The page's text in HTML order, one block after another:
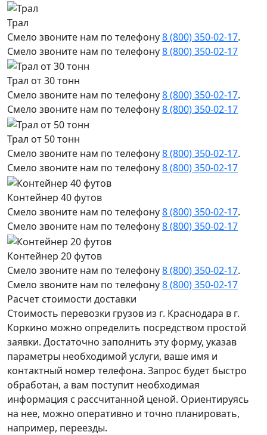
Трал
Смело звоните нам по телефону8 (800) 350-02-17.
Смело звоните нам по телефону8 (800) 350-02-17
Трал от 30 тонн
Смело звоните нам по телефону8 (800) 350-02-17.
Смело звоните нам по телефону8 (800) 350-02-17
Трал от 50 тонн
Смело звоните нам по телефону8 (800) 350-02-17.
Смело звоните нам по телефону8 (800) 350-02-17
Контейнер 40 футов
Смело звоните нам по телефону8 (800) 350-02-17.
Смело звоните нам по телефону8 (800) 350-02-17
Контейнер 20 футов
Смело звоните нам по телефону8 (800) 350-02-17.
Смело звоните нам по телефону8 (800) 350-02-17
Расчет стоимости доставки
Стоимость перевозки грузов из г. Краснодара в г.
Коркино можно определить посредством простой
заявки. Достаточно заполнить эту форму, указав
параметры необходимой услуги, ваше имя и
контактный номер телефона. Запрос будет быстро
обработан, а вам поступит необходимая
информация с рассчитанной ценой. Ориентируясь
на нее, можно оперативно и точно планировать,
например, переезды.